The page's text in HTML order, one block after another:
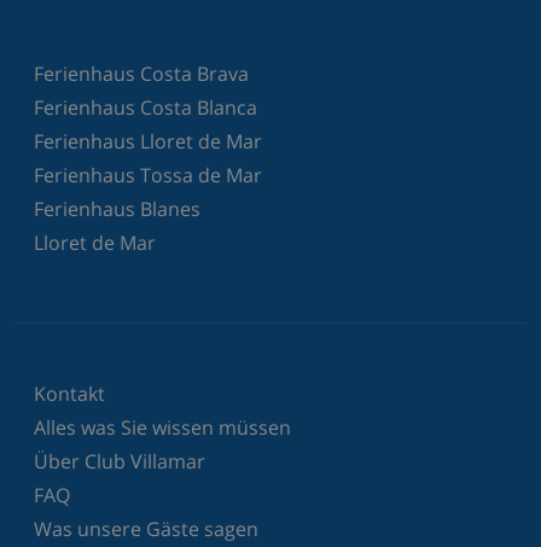
Ferienhaus Costa Brava
Ferienhaus Costa Blanca
Ferienhaus Lloret de Mar
Ferienhaus Tossa de Mar
Ferienhaus Blanes
Lloret de Mar
Kontakt
Alles was Sie wissen müssen
Über Club Villamar
FAQ
Was unsere Gäste sagen